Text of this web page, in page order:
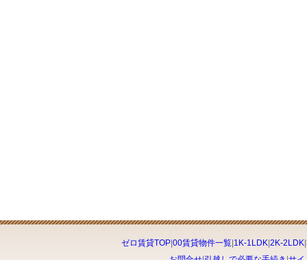
ゼロ賃貸TOP| 00賃貸物件一覧| 1K-1LDK| 2K-2LDK|